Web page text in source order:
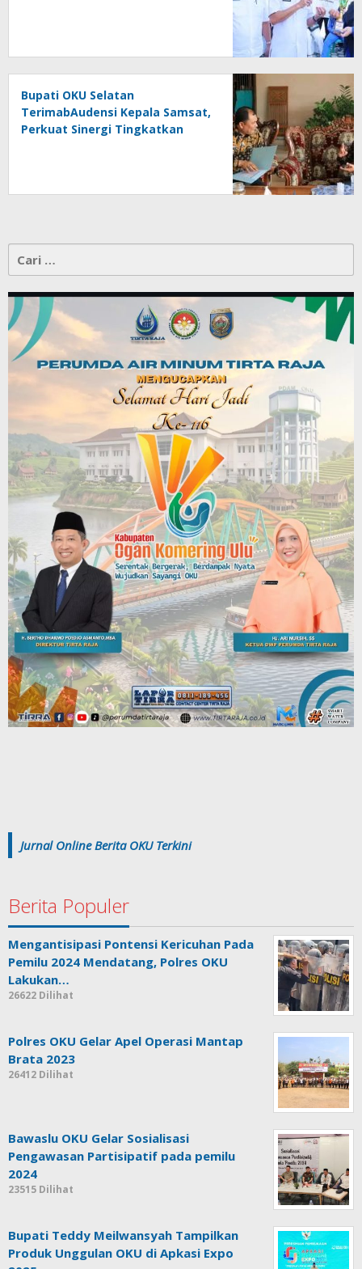
Bupati OKU Selatan
TerimabAudensi Kepala Samsat,
Perkuat Sinergi Tingkatkan
untuk:
Jurnal Online Berita OKU Terkini
Berita Populer
Mengantisipasi Pontensi Kericuhan Pada
Pemilu 2024 Mendatang, Polres OKU
Lakukan…
26622 Dilihat
Polres OKU Gelar Apel Operasi Mantap
Brata 2023
26412 Dilihat
Bawaslu OKU Gelar Sosialisasi
Pengawasan Partisipatif pada pemilu
2024
23515 Dilihat
Bupati Teddy Meilwansyah Tampilkan
Produk Unggulan OKU di Apkasi Expo